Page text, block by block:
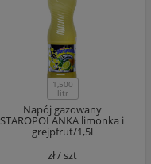
1,500
litr
Napój gazowany
STAROPOLANKA limonka i
grejpfrut/1,5l
zł /szt